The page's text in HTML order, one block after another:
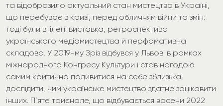
та відобразило актуальний стан мистецтва в Україні,
що перебуває в кризі, перед обличчям війни та змін:
тоді були втілені виставка, ретроспектива
українського медіамистецтва й перфомативна
складова. У 2019-му Зріз відбувся у Львові в рамках
міжнародного Конгресу Культури і став нагодою
самим критично подивитися на себе зблизька,
дослідити, чим українське мистецтво здатне зацікавити
інших. П’яте триєнале, що відбувається восени 2022